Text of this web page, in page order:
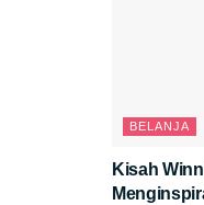
BELANJA
Kisah